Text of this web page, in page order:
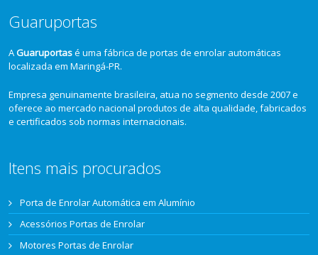
Guaruportas
AGuaruportasé uma fábrica de portas de enrolar automáticas
localizada em Maringá-PR.
Empresa genuinamente brasileira, atua no segmento desde 2007 e
oferece ao mercado nacional produtos de alta qualidade, fabricados
e certificados sob normas internacionais.
Itens mais procurados
Porta de Enrolar Automática em Alumínio
Acessórios Portas de Enrolar
Motores Portas de Enrolar